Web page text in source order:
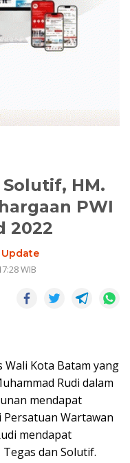
HM.
PWI
2022
WIB
Wali Kota Batam yang
Rudi dalam
mendapat
Wartawan
mendapat
dan Solutif.